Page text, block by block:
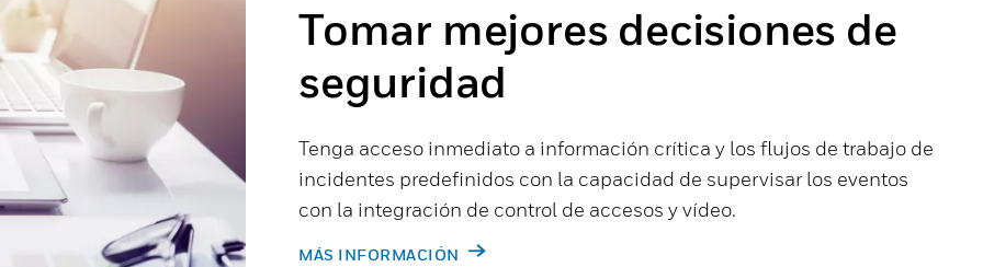
Tomar mejores decisiones de
seguridad
Tenga acceso inmediato a información crítica y los flujos de trabajo de
incidentes predefinidos con la capacidad de supervisar los eventos
con la integración de control de accesos y vídeo.
MÁS INFORMACIÓN